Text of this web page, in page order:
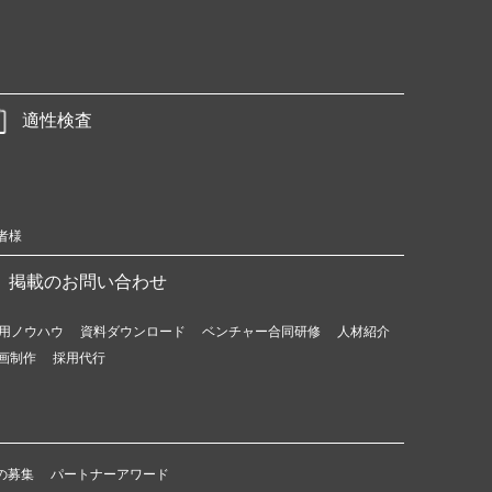
適性検査
様
掲載のお問い合わせ
ノウハウ 資料ダウンロード ベンチャー合同研修
人材紹介
制作
採用代行
募集 パートナーアワード